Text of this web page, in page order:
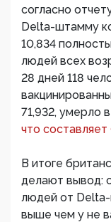
согласно
Delta-штамму
10,834
людей всех
28 дней 118
71,932, умерло
что составляет
В итоге
делают вывод:
людей от
выше чем у не